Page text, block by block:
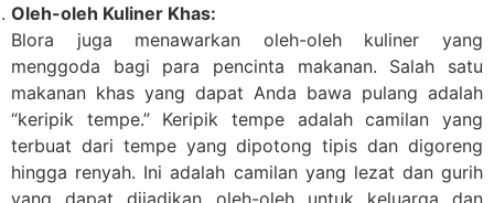
Oleh-oleh Kuliner Khas:
Blora juga menawarkan oleh-oleh kuliner yang
menggoda bagi para pencinta makanan. Salah satu
makanan khas yang dapat Anda bawa pulang adalah
“keripik tempe.” Keripik tempe adalah camilan yang
terbuat dari tempe yang dipotong tipis dan digoreng
hingga renyah. Ini adalah camilan yang lezat dan gurih
yang dapat dijadikan oleh-oleh untuk keluarga dan